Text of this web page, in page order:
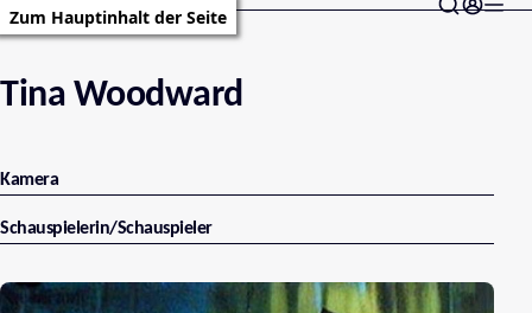
Zum Hauptinhalt der Seite
Tina Woodward
Kamera
Schauspielerin/Schauspieler